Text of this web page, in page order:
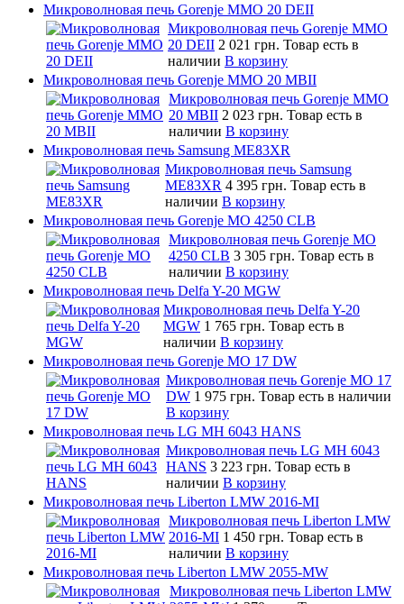
Микроволновая печь Gorenje MMO 20 DEII
Микроволновая печь Gorenje MMO
20 DEII 2 021 грн. Товар есть в
наличии В корзину
Микроволновая печь Gorenje MMO 20 MBII
Микроволновая печь Gorenje MMO
20 MBII 2 023 грн. Товар есть в
наличии В корзину
Микроволновая печь Samsung ME83XR
Микроволновая печь Samsung
ME83XR 4 395 грн. Товар есть в
наличии В корзину
Микроволновая печь Gorenje MO 4250 CLB
Микроволновая печь Gorenje MO
4250 CLB 3 305 грн. Товар есть в
наличии В корзину
Микроволновая печь Delfa Y-20 MGW
Микроволновая печь Delfa Y-20
MGW 1 765 грн. Товар есть в
наличии В корзину
Микроволновая печь Gorenje MO 17 DW
Микроволновая печь Gorenje MO 17
DW 1 975 грн. Товар есть в наличии
В корзину
Микроволновая печь LG MH 6043 HANS
Микроволновая печь LG MH 6043
HANS 3 223 грн. Товар есть в
наличии В корзину
Микроволновая печь Liberton LMW 2016-MI
Микроволновая печь Liberton LMW
2016-MI 1 450 грн. Товар есть в
наличии В корзину
Микроволновая печь Liberton LMW 2055-MW
Микроволновая печь Liberton LMW